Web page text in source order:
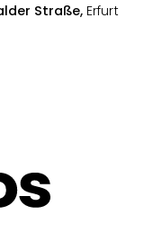
Straße, Erfurt